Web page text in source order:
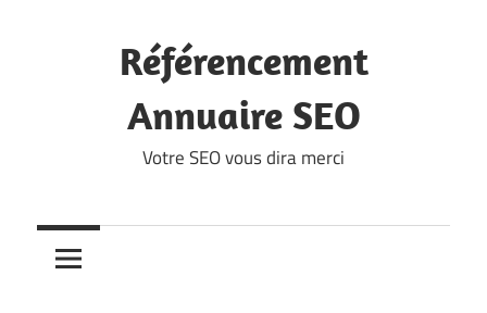
Référencement
Annuaire SEO
Votre SEO vous dira merci